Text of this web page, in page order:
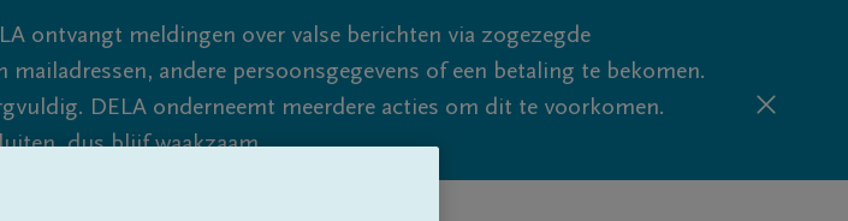
ontvangt meldingen over valse berichten via zogezegde
andere persoonsgegevens of een betaling te bekomen.
DELA onderneemt meerdere acties om dit te voorkomen.
dus blijf waakzaam.